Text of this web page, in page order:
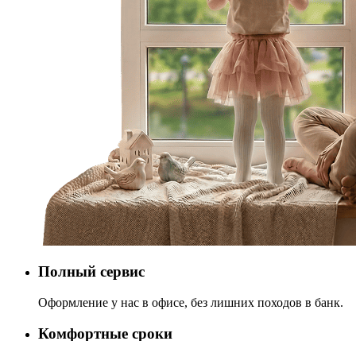
Полный сервис
Оформление у нас в офисе, без лишних походов в банк.
Комфортные сроки